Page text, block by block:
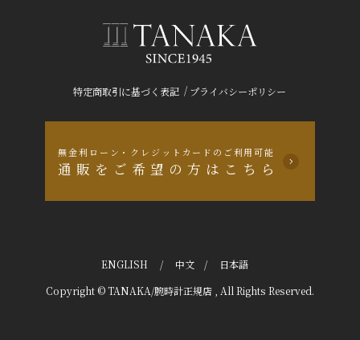
特定商取引に基づく表記 / プライバシーポリシー
無金利ローン・クレジットカードのご利用可能
通販をご希望の方はこちら
ENGLISH / 中文 / 日本語
Copyright © TANAKA/腕時計正規店 , All Rights Reserved.